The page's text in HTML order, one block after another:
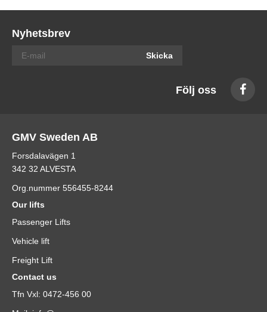
Nyhetsbrev
Skicka
Följ oss
GMV Sweden AB
Forsdalavägen 1
342 32 ALVESTA
Org.nummer 556455-8244
Our lifts
Passenger Lifts
Vehicle lift
Freight Lift
Contact us
Tfn Vxl: 0472-456 00